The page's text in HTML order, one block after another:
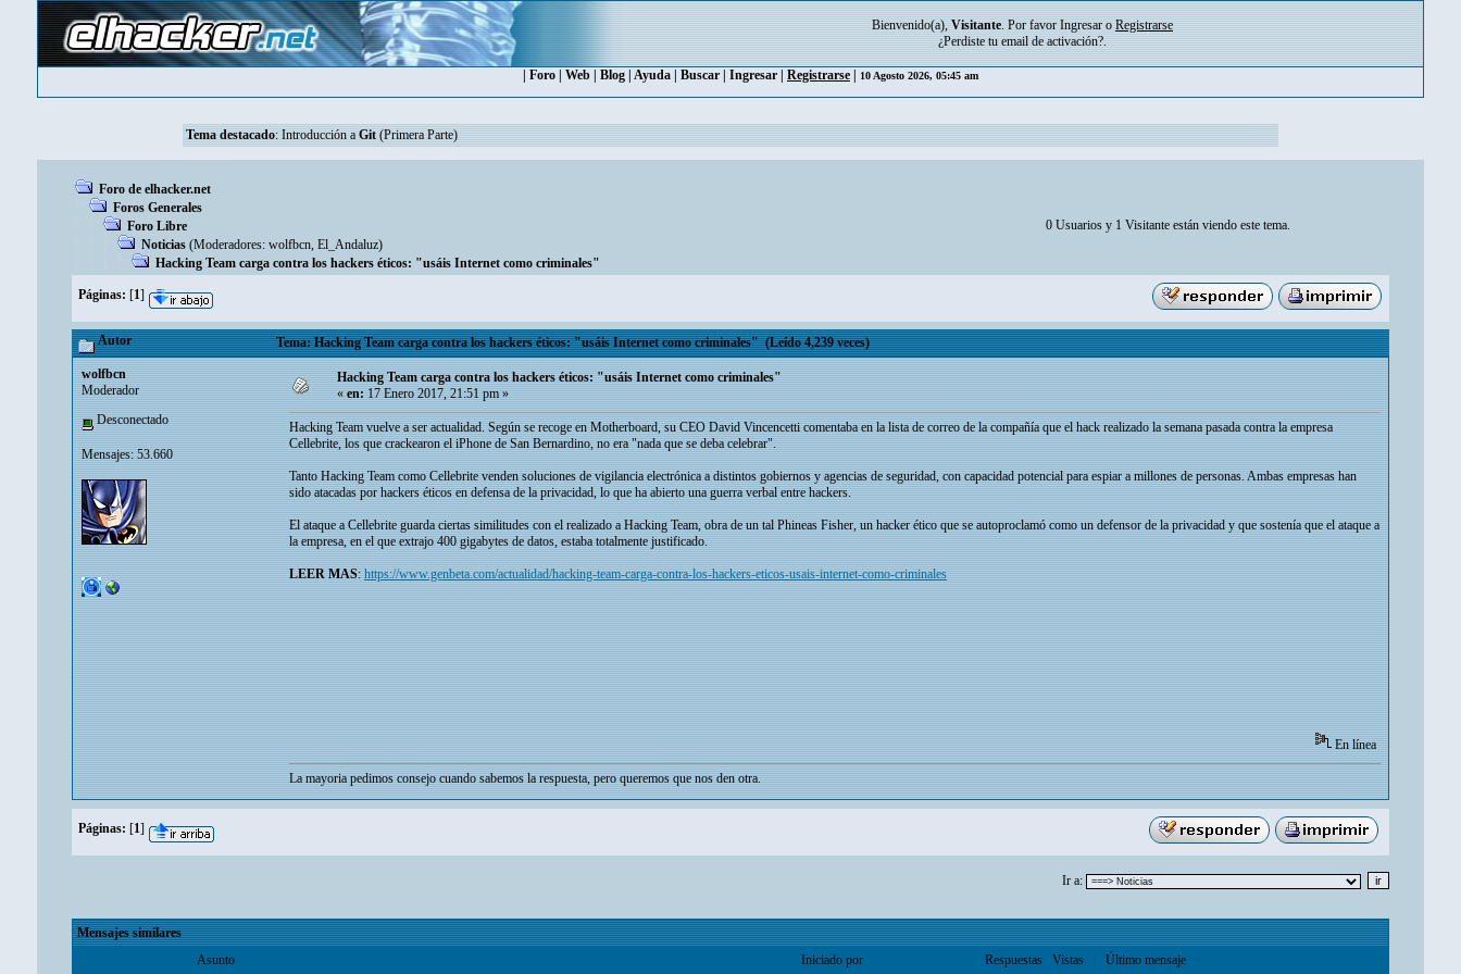
Bienvenido(a), Visitante. Por favor Ingresar o Registrarse
¿Perdiste tu email de activación?.
Foro Web Blog Ayuda Buscar Ingresar Registrarse 10 Agosto 2026, 05:45 am
Tema destacado: Introducción a Git (Primera Parte)
Foro de elhacker.net
Foros Generales
Foro Libre
Noticias (Moderadores: wolfbcn, El_Andaluz)
Hacking Team carga contra los hackers éticos: "usáis Internet como criminales"
0 Usuarios y 1 Visitante están viendo este tema.
Páginas: [1]
Autor Tema: Hacking Team carga contra los hackers éticos: "usáis Internet como criminales" (Leído 4,239 veces)
wolfbcn
Moderador
Desconectado
Mensajes: 53.660
Hacking Team carga contra los hackers éticos: "usáis Internet como criminales"
«en:17 Enero 2017, 21:51 pm »
Hacking Team vuelve a ser actualidad. Según se recoge en Motherboard, su CEO David Vincencetti comentaba en la lista de correo de la compañía que el hack realizado la semana pasada contra la empresa
Cellebrite, los que crackearon el iPhone de San Bernardino, no era "nada que se deba celebrar".
Tanto Hacking Team como Cellebrite venden soluciones de vigilancia electrónica a distintos gobiernos y agencias de seguridad, con capacidad potencial para espiar a millones de personas. Ambas empresas han
sido atacadas por hackers éticos en defensa de la privacidad, lo que ha abierto una guerra verbal entre hackers.
El ataque a Cellebrite guarda ciertas similitudes con el realizado a Hacking Team, obra de un tal Phineas Fisher, un hacker ético que se autoproclamó como un defensor de la privacidad y que sostenía que el ataque a
la empresa, en el que extrajo 400 gigabytes de datos, estaba totalmente justificado.
LEER MAS:https://www.genbeta.com/actualidad/hacking-team-carga-contra-los-hackers-eticos-usais-internet-como-criminales
En línea
La mayoria pedimos consejo cuando sabemos la respuesta, pero queremos que nos den otra.
Páginas: [1]
Ir a:
Mensajes similares
Asunto
Iniciado por Respuestas Vistas Último mensaje